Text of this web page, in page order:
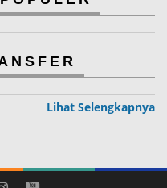
Lihat Selengkapnya